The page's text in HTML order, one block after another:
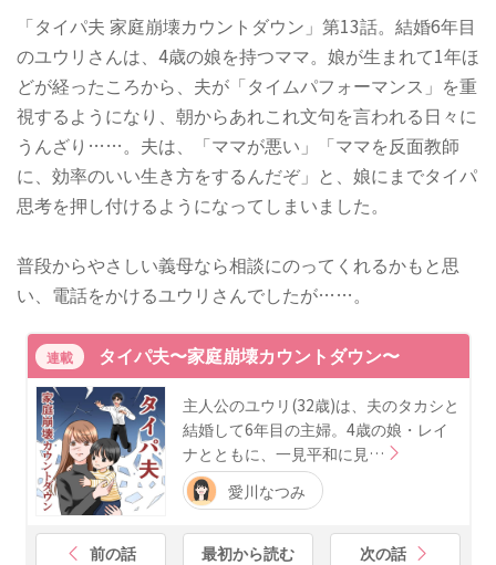
「タイパ夫 家庭崩壊カウントダウン」第13話。結婚6年目
のユウリさんは、4歳の娘を持つママ。娘が生まれて1年ほ
どが経ったころから、夫が「タイムパフォーマンス」を重
視するようになり、朝からあれこれ文句を言われる日々に
うんざり……。夫は、「ママが悪い」「ママを反面教師
に、効率のいい生き方をするんだぞ」と、娘にまでタイパ
思考を押し付けるようになってしまいました。
普段からやさしい義母なら相談にのってくれるかもと思
い、電話をかけるユウリさんでしたが……。
連載 タイパ夫〜家庭崩壊カウントダウン〜
主人公のユウリ(32歳)は、夫のタカシと
結婚して6年目の主婦。4歳の娘・レイ
ナとともに、一見平和に見…
愛川なつみ
前の話 最初から読む 次の話